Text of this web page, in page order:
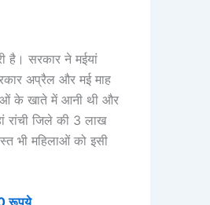
है। सरकार ने मईयां
अप्रैल और मई माह
के खाते में आनी थी और
रांची जिले की 3 लाख
भी महिलाओं को इसी
रूपये